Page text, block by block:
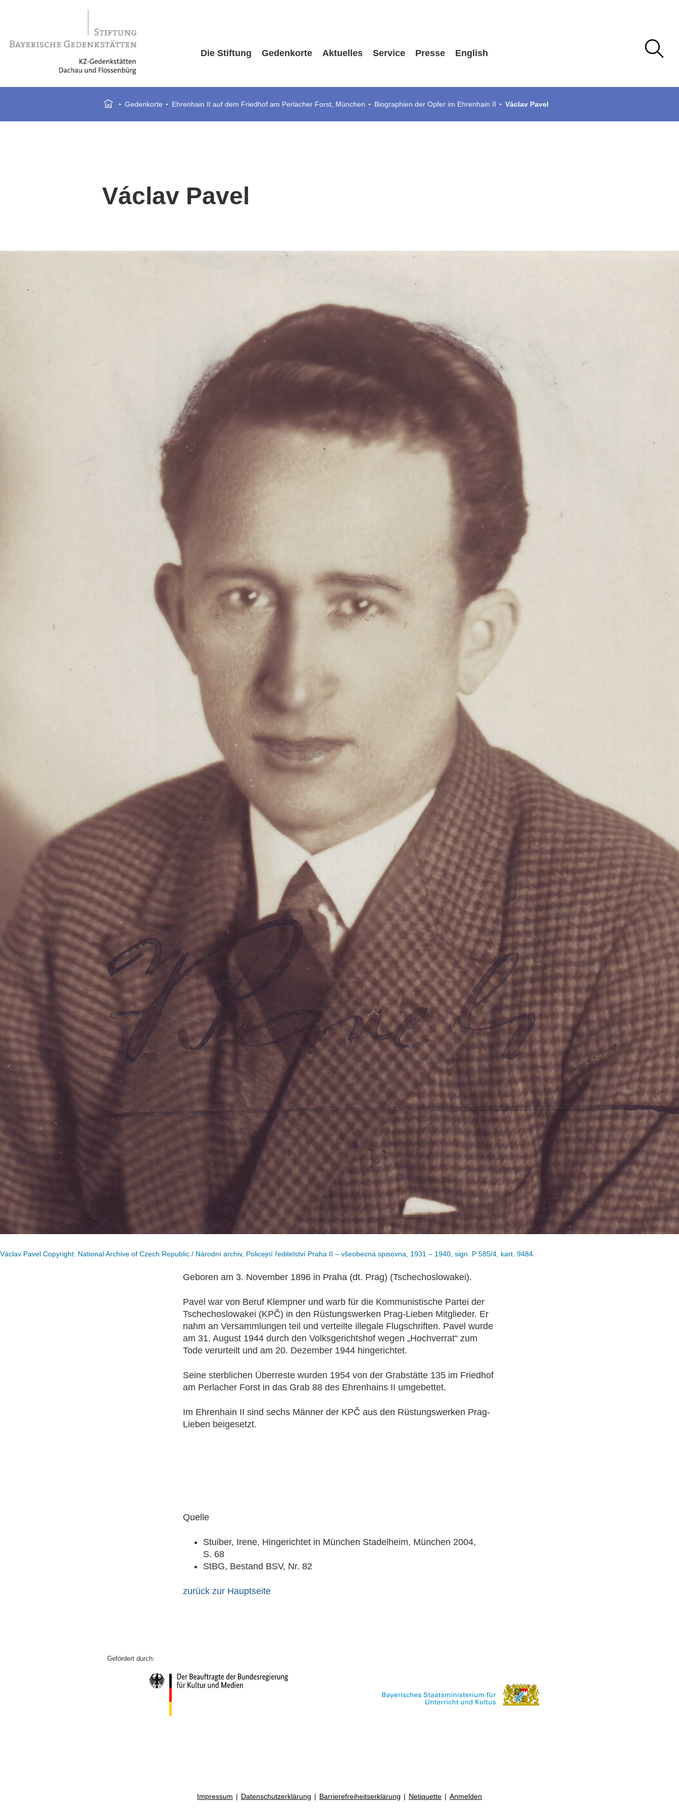
Die Stiftung Gedenkorte Aktuelles Service Presse English
Gedenkorte Ehrenhain II auf dem Friedhof am Perlacher Forst, München Biographien der Opfer im Ehrenhain II Václav Pavel
Václav Pavel
Václav Pavel Copyright: National Archive of Czech Republic / Národní archiv, Policejní ředitelství Praha II – všeobecná spisovna, 1931 – 1940, sign. P 585/4, kart. 9484.
Geboren am 3. November 1896 in Praha (dt. Prag) (Tschechoslowakei).
Pavel war von Beruf Klempner und warb für die Kommunistische Partei der
Tschechoslowakei (KPČ) in den Rüstungswerken Prag-Lieben Mitglieder. Er
nahm an Versammlungen teil und verteilte illegale Flugschriften. Pavel wurde
am 31. August 1944 durch den Volksgerichtshof wegen „Hochverrat“ zum
Tode verurteilt und am 20. Dezember 1944 hingerichtet.
Seine sterblichen Überreste wurden 1954 von der Grabstätte 135 im Friedhof
am Perlacher Forst in das Grab 88 des Ehrenhains II umgebettet.
Im Ehrenhain II sind sechs Männer der KPČ aus den Rüstungswerken Prag-
Lieben beigesetzt.
Quelle
Stuiber, Irene, Hingerichtet in München Stadelheim, München 2004,
S. 68
StBG, Bestand BSV, Nr. 82
zurück zur Hauptseite
Impressum Datenschutzerklärung Barrierefreiheitserklärung Netiquette Anmelden